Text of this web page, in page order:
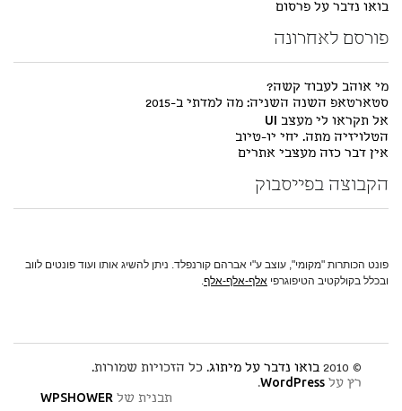
בואו נדבר על פרסום
פורסם לאחרונה
מי אוהב לעבוד קשה?
סטארטאפ השנה השניה: מה למדתי ב-2015
אל תקראו לי מעצב UI
הטלויזיה מתה. יחי יו-טיוב
אין דבר כזה מעצבי אתרים
הקבוצה בפייסבוק
פונט הכותרות "מקומי", עוצב ע"י אברהם קורנפלד. ניתן להשיג אותו ועוד פונטים לווב
ובכלל בקולקטיב הטיפוגרפי אלף-אלף-אלף.
© 2010 בואו נדבר על מיתוג. כל הזכויות שמורות.
רץ על WordPress
.
תבנית של WPSHOWER